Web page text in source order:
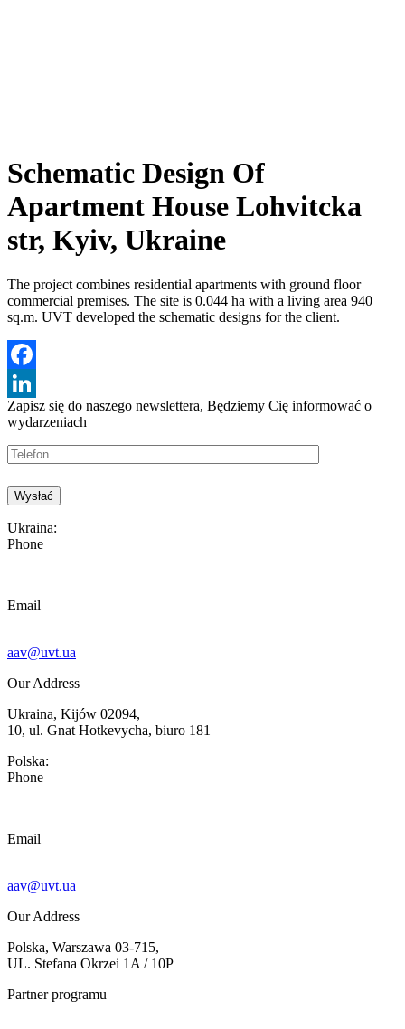
Schematic Design Of
Apartment House Lohvitcka
str, Kyiv, Ukraine
The project combines residential apartments with ground floor
commercial premises. The site is 0.044 ha with a living area 940
sq.m. UVT developed the schematic designs for the client.
Facebook
LinkedIn
Zapisz się do naszego newslettera, Będziemy Cię informować o
wydarzeniach
Ukraina:
Phone
Email
aav@uvt.ua
Our Address
Ukraina, Kijów 02094,
10, ul. Gnat Hotkevycha, biuro 181
Polska:
Phone
Email
aav@uvt.ua
Our Address
Polska, Warszawa 03-715,
UL. Stefana Okrzei 1A / 10P
Partner programu